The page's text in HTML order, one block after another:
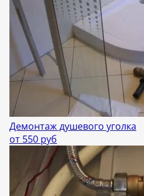
Демонтаж душевого уголка
от 550 руб